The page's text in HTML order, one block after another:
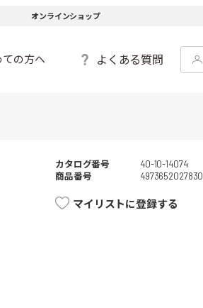
オンラインショップ
ての方へ よくある質問
カタログ番号
40-10-14074
商品番号
4973652027830
マイリストに登録する